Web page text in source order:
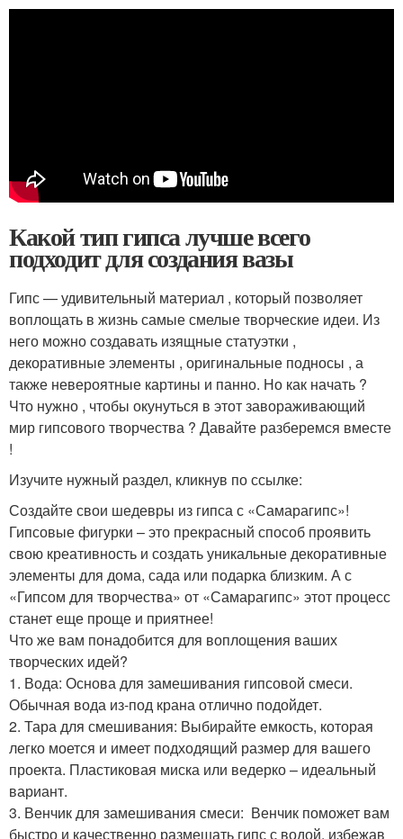
Какой тип гипса лучше всего
подходит для создания вазы
Гипс — удивительный материал , который позволяет
воплощать в жизнь самые смелые творческие идеи. Из
него можно создавать изящные статуэтки ,
декоративные элементы , оригинальные подносы , а
также невероятные картины и панно. Но как начать ?
Что нужно , чтобы окунуться в этот завораживающий
мир гипсового творчества ? Давайте разберемся вместе
!
Изучите нужный раздел, кликнув по ссылке:
Создайте свои шедевры из гипса с «Самарагипс»!
Гипсовые фигурки – это прекрасный способ проявить
свою креативность и создать уникальные декоративные
элементы для дома, сада или подарка близким. А с
«Гипсом для творчества» от «Самарагипс» этот процесс
станет еще проще и приятнее!
Что же вам понадобится для воплощения ваших
творческих идей?
1. Вода: Основа для замешивания гипсовой смеси.
Обычная вода из-под крана отлично подойдет.
2. Тара для смешивания: Выбирайте емкость, которая
легко моется и имеет подходящий размер для вашего
проекта. Пластиковая миска или ведерко – идеальный
вариант.
3. Венчик для замешивания смеси: ️ Венчик поможет вам
быстро и качественно размешать гипс с водой, избежав